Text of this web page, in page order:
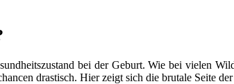
bei der Geburt. Wie bei vielen
drastisch. Hier zeigt sich die brutale Seite